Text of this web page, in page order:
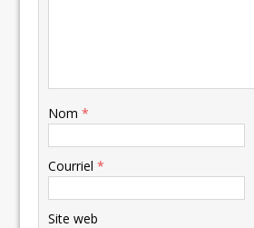
Nom*
Courriel*
Site web